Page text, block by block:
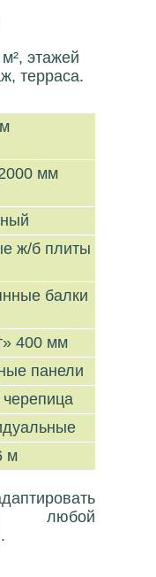
этажей
терраса.
мм
ж/б плиты
балки
400 мм
панели
черепица
м
любой